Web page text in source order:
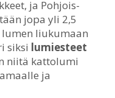
ja Pohjois-
jopa yli 2,5
lumen liukumaan
siksi lumiesteet
niitä kattolumi
ja